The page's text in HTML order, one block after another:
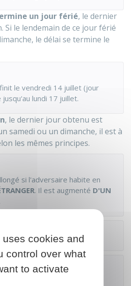
un jour férié, le dernier
Si le lendemain de ce jour férié
le délai se termine le
le vendredi 14 juillet (jour
lundi 17 juillet.
, le dernier jour obtenu est
samedi ou un dimanche, il est à
les mêmes principes.
si l'adversaire habite en
. Il est augmenté D'UN
cookies and
control over what
to activate